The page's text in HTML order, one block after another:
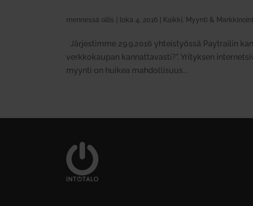
mennessä ollis | loka 4, 2016 | Kaikki, Myynti &
Jär­jes­timme 29.9.2016 yhteis­työssä Payt­railin
verk­ko­kaupan kan­nat­ta­vasti?”. Yri­tyksen
myynti on huikea mah­dol­lisuus...